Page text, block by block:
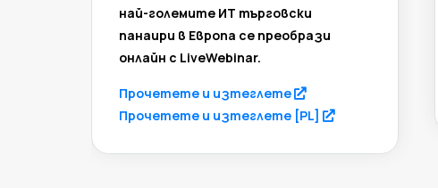
най-големите ИТ търговски
панаири в Европа се преобрази
онлайн с LiveWebinar.
Прочетете и изтеглете
(opens in a new tab)
Прочетете и изтеглете [PL]
(opens in a new